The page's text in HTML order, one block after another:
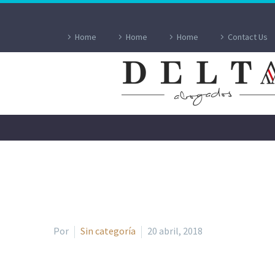
Home
Home Home Contact Us
FONDO
Por Sin categoría 20 abril, 2018